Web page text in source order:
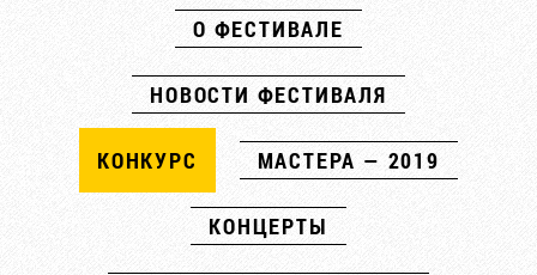
О ФЕСТИВАЛЕ
НОВОСТИ ФЕСТИВАЛЯ
КОНКУРС МАСТЕРА — 2019
КОНЦЕРТЫ